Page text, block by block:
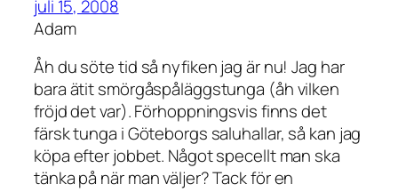
juli 15, 2008
Adam
Åh du söte tid så nyfiken jag är nu! Jag har
bara ätit smörgåspåläggstunga (åh vilken
fröjd det var). Förhoppningsvis finns det
färsk tunga i Göteborgs saluhallar, så kan jag
köpa efter jobbet. Något specellt man ska
tänka på när man väljer? Tack för en